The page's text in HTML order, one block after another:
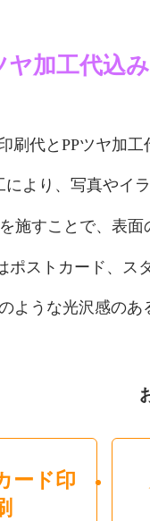
ヤ加工代込
刷代とPPツヤ加
により、写真やイ
施すことで、表
ポストカード、ス
ような光沢感のあ
ード印